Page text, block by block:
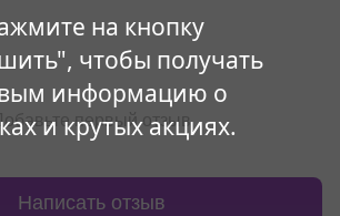
на кнопку
чтобы получать
информацию о
и крутых акциях.
первый отзыв
Написать отзыв